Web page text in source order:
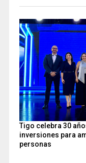
Tigo celebra 30
inversiones para
personas